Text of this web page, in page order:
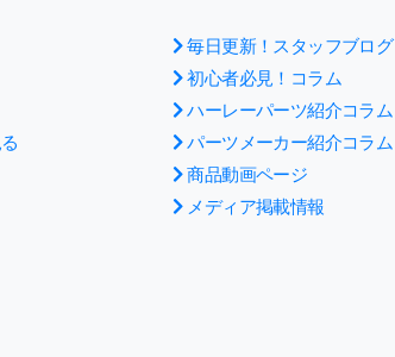
毎日更新！スタッフブログ
初心者必見！コラム
ハーレーパーツ紹介コラム
パーツメーカー紹介コラム
商品動画ページ
メディア掲載情報